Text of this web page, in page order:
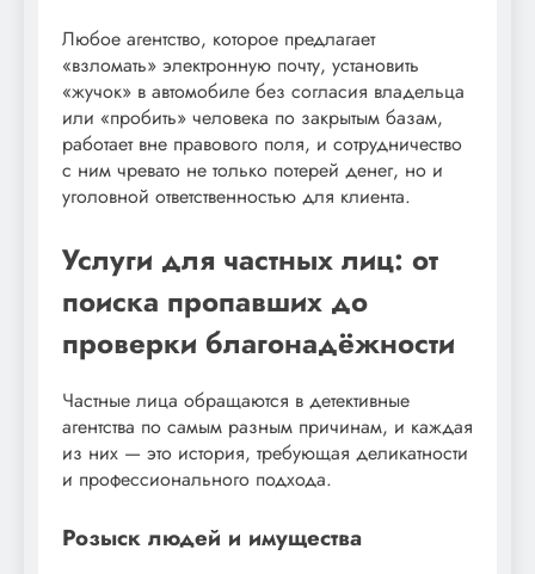
Любое агентство, которое предлагает
«взломать» электронную почту, установить
«жучок» в автомобиле без согласия владельца
или «пробить» человека по закрытым базам,
работает вне правового поля, и сотрудничество
с ним чревато не только потерей денег, но и
уголовной ответственностью для клиента.
Услуги для частных лиц: от
поиска пропавших до
проверки благонадёжности
Частные лица обращаются в детективные
агентства по самым разным причинам, и каждая
из них — это история, требующая деликатности
и профессионального подхода.
Розыск людей и имущества